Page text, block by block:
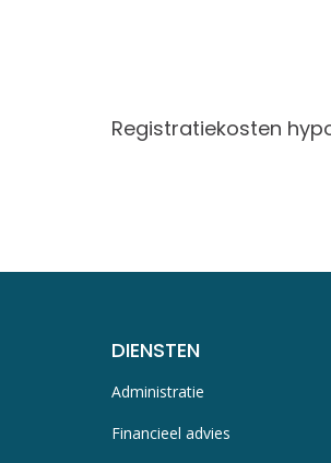
Registratiekosten
DIENSTEN
Administratie
Financieel advies